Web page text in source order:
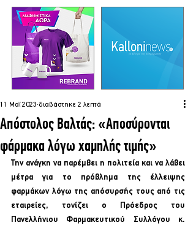
Απόστολος Βαλτάς: «Αποσύρονται
φάρμακα λόγω χαμηλής τιμής»
11 Μαΐ 2023 διαβάστηκε 2 λεπτά
Την ανάγκη να παρέμβει η πολιτεία και να λάβει
μέτρα για το πρόβλημα της έλλειψης
φαρμάκων λόγω της απόσυρσής τους από τις
εταιρείες, τονίζει ο Πρόεδρος του
Πανελλήνιου Φαρμακευτικού Συλλόγου κ.